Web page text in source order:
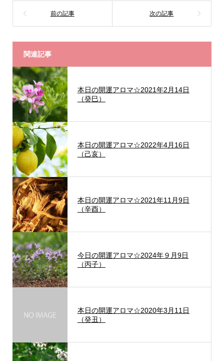
関連記事
本日の開運アロマ☆2021年2月14日
（癸巳）
本日の開運アロマ☆2022年4月16日
（己亥）
本日の開運アロマ☆2021年11月9日
（辛酉）
今日の開運アロマ☆2024年９月9日
（丙子）
本日の開運アロマ☆2020年3月11日
（癸丑）